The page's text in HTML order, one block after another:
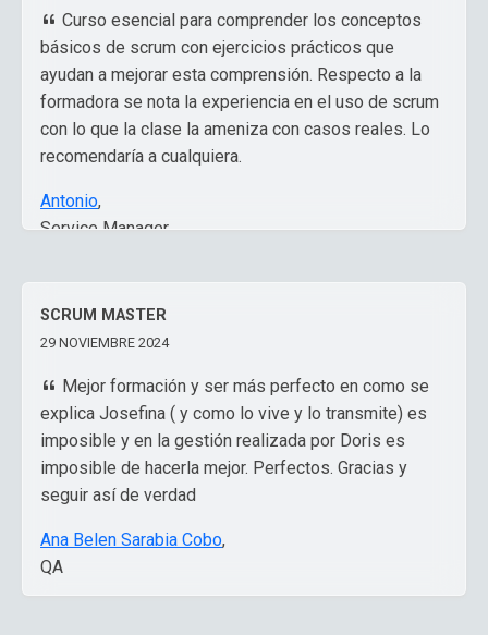
Curso esencial para comprender los conceptos
básicos de scrum con ejercicios prácticos que
ayudan a mejorar esta comprensión. Respecto a la
formadora se nota la experiencia en el uso de scrum
con lo que la clase la ameniza con casos reales. Lo
recomendaría a cualquiera.
Antonio,
Service Manager
SCRUM MASTER
29 NOVIEMBRE 2024
Mejor formación y ser más perfecto en como se
explica Josefina ( y como lo vive y lo transmite) es
imposible y en la gestión realizada por Doris es
imposible de hacerla mejor. Perfectos. Gracias y
seguir así de verdad
Ana Belen Sarabia Cobo,
QA